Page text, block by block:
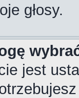
głosy.
jest